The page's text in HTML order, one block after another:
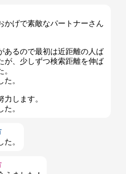
かげで素敵なパートナーさん
あるので最初は近距離の人ば
が、少しずつ検索距離を伸ば
。
します。
。
。